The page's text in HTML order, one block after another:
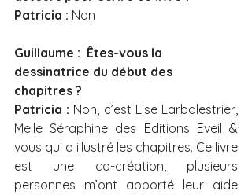
Patricia : Non
Guillaume :  Êtes-vous la
dessinatrice du début des
chapitres ?
Patricia : Non, c’est Lise Larbalestrier,
Melle Séraphine des Editions Eveil &
vous qui a illustré les chapitres. Ce livre
est une co-création, plusieurs
personnes m’ont apporté leur aide